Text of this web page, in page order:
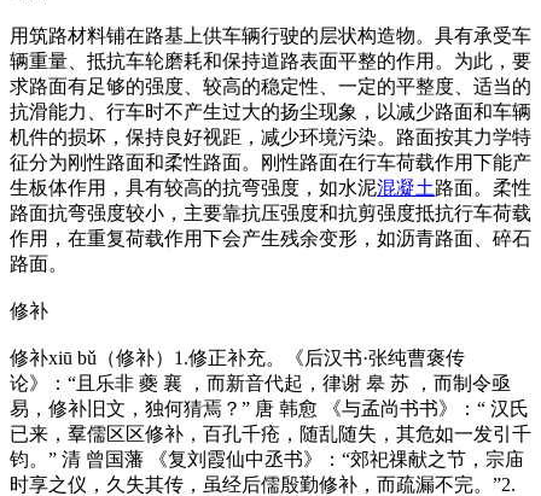
用筑路材料铺在路基上供车辆行驶的层状构造物。具有承受车
辆重量、抵抗车轮磨耗和保持道路表面平整的作用。为此，要
求路面有足够的强度、较高的稳定性、一定的平整度、适当的
抗滑能力、行车时不产生过大的扬尘现象，以减少路面和车辆
机件的损坏，保持良好视距，减少环境污染。路面按其力学特
征分为刚性路面和柔性路面。刚性路面在行车荷载作用下能产
生板体作用，具有较高的抗弯强度，如水泥混凝土路面。柔性
路面抗弯强度较小，主要靠抗压强度和抗剪强度抵抗行车荷载
作用，在重复荷载作用下会产生残余变形，如沥青路面、碎石
路面。
修补
修补xiū bǔ（修补）1.修正补充。《后汉书·张纯曹褒传
论》：“且乐非 夔 襄 ，而新音代起，律谢 皋 苏 ，而制令亟
易，修补旧文，独何猜焉？” 唐 韩愈 《与孟尚书书》：“ 汉氏
已来，羣儒区区修补，百孔千疮，随乱随失，其危如一发引千
钧。” 清 曾国藩 《复刘霞仙中丞书》：“郊祀祼献之节，宗庙
时享之仪，久失其传，虽经后儒殷勤修补，而疏漏不完。”2.